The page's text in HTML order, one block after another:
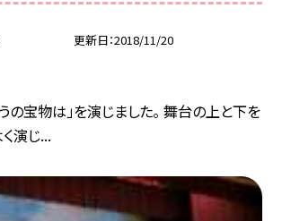
更新日 2018/11/20
の宝物は」を演じました。 舞台の上と下を
演じ...